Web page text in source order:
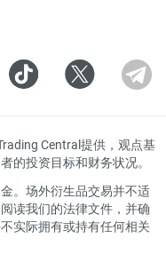
Central提供，观点基
的投资目标和财务状况。
。场外衍生品交易并不适
读我们的法律文件，并确
实际拥有或持有任何相关